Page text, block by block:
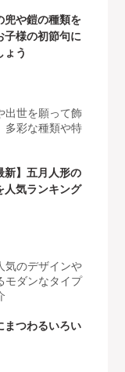
兜や鎧の種類を
子様の初節句に
ょう
出世を願って飾
多彩な種類や特
新】五月人形の
人気ランキング
気のデザインや
モダンなタイプ
まつわるいろい